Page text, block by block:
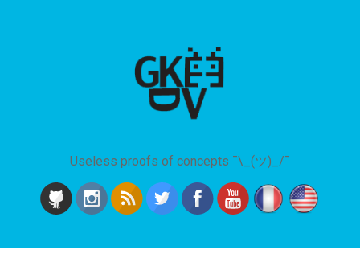
Useless proofs of concepts ¯\_(ツ)_/¯